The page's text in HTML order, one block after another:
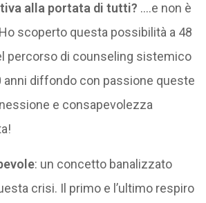
alla portata di tutti? ….e non è
scoperto questa possibilità a 48
percorso di counseling sistemico
anni diffondo con passione queste
e consapevolezza
: un concetto banalizzato
crisi. Il primo e l’ultimo respiro